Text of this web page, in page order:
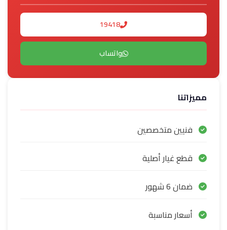
19418
واتساب
مميزاتنا
فنيين متخصصين
قطع غيار أصلية
ضمان 6 شهور
أسعار مناسبة